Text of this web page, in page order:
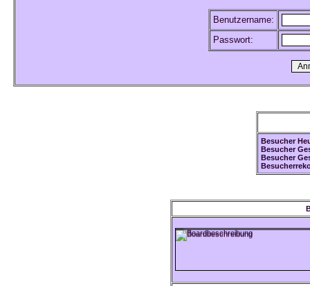
Benutzername:
Passwort:
Besucher
Besucher
Besucher